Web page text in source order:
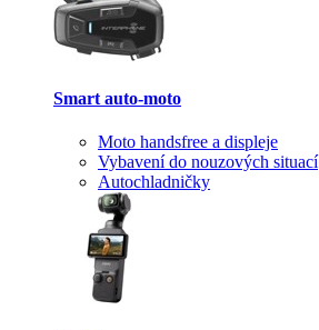
Smart auto-moto
Moto handsfree a displeje
Vybavení do nouzových situací
Autochladničky